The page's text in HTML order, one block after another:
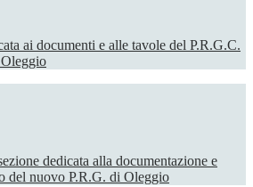
ai documenti e alle tavole del P.R.G.C.
dedicata alla documentazione e
del nuovo P.R.G. di Oleggio